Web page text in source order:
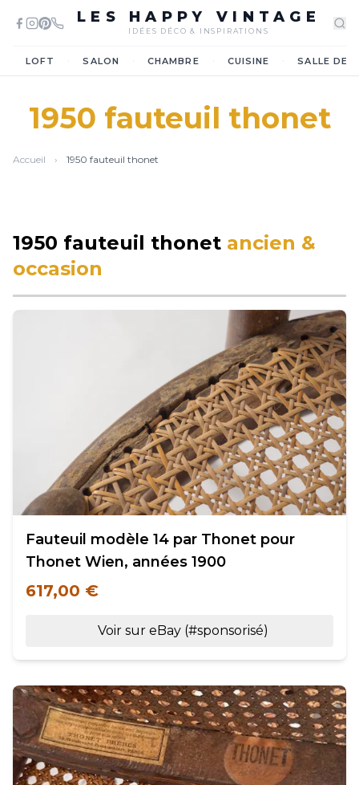
LES HAPPY VINTAGE
IDÉES DÉCO & INSPIRATIONS
LOFT SALON CHAMBRE CUISINE SALLE DE
1950 fauteuil thonet
Accueil › 1950 fauteuil thonet
1950 fauteuil thonet ancien &
occasion
Fauteuil modèle 14 par Thonet pour
Thonet Wien, années 1900
617,00 €
Voir sur eBay (#sponsorisé)